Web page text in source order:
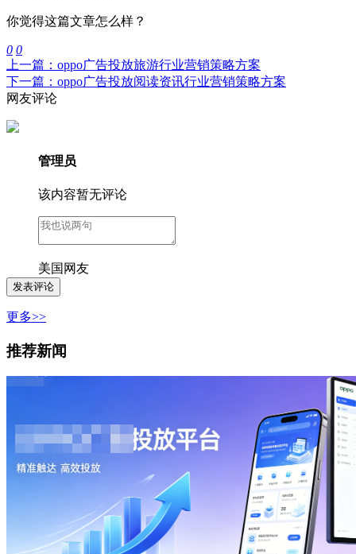
你觉得这篇文章怎么样？
0 0
上一篇：oppo广告投放旅游行业营销策略方案
下一篇：oppo广告投放阅读资讯行业营销策略方案
网友评论
管理员
该内容暂无评论
美国网友
更多>>
推荐新闻